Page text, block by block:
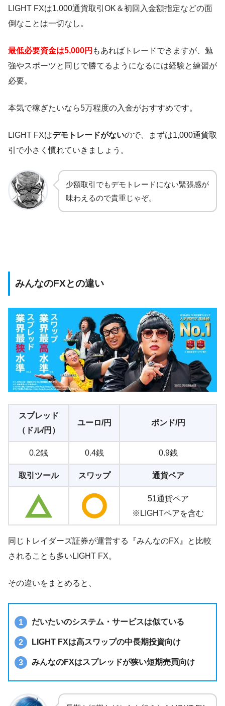
LIGHT FXは1,000通貨取引OK＆初回入金額指定などの面
倒なことは一切なし。
最低必要資金は5,000円 もあればトレードできますが、勉
強やスポーツと同じで勝てるようになるには経験と練習が
必要。
本気で稼ぎたいなら5万程度の入金がおすすめです。
LIGHT FXはデモトレードがないので、まずは1,000通貨取
引で小さく慣れていきましょう。
少額取引でもデモトレードにない緊張感が
味わえるので貴重じゃぞ。
みんなのFXとの違い
スプレッド
（ドル/円）
ユーロ/円 ポンド/円
0.2銭 0.4銭 0.9銭
取引ツール スワップ 通貨ペア
51通貨ペア
※LIGHTペアを含む
同じトレイダーズ証券が運営する『みんなのFX』と比較
されることも多いLIGHT FX。
その違いをまとめると、
だいたいのシステム・サービスは似ている
LIGHT FXは高スワップの中長期投資向け
みんなのFXはスプレッドが狭い短期売買向け